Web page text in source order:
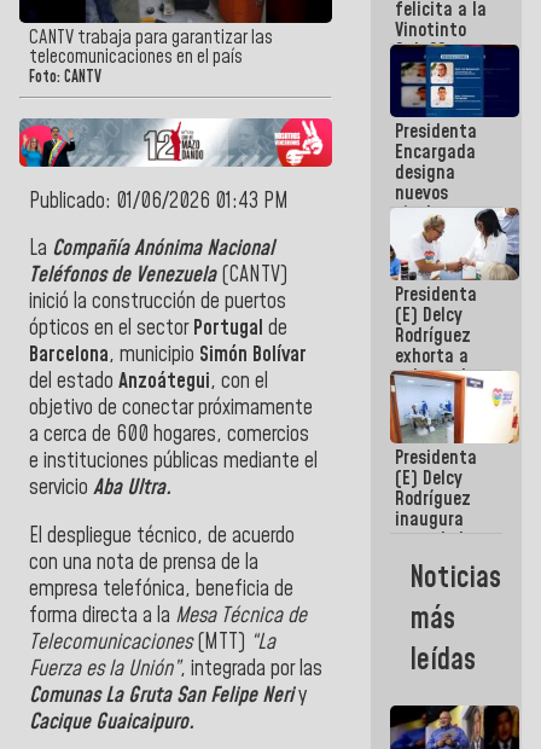
CANTV trabaja para garantizar las
telecomunicaciones en el país
Foto: CANTV
Publicado: 01/06/2026 01:43 PM
La Compañía Anónima Nacional
Teléfonos de Venezuela(CANTV)
inició la construcción de puertos
ópticos en el sectorPortugal de
Barcelona, municipio Simón Bolívar
del estado Anzoátegui, con el
objetivo de conectar próximamente
a cerca de 600 hogares, comercios
e instituciones públicas mediante el
servicio Aba Ultra.
El despliegue técnico, de acuerdo
con una nota de prensa de la
empresa telefónica, beneficia de
forma directa a la Mesa Técnica de
Telecomunicaciones(MTT) “La
Fuerza es la Unión”, integrada por las
Comunas La Gruta San Felipe Neriy
Cacique Guaicaipuro.
de
Maiquetía
felicita a la
Vinotinto
Sub 20
campeona
frente
México Sub
23 en los
Centroamericanos
Presidenta
Encargada
designa
nuevos
titulares en
Viceministerio
de Energía
Eléctrica y
CORPOELEC
Presidenta
(E) Delcy
Rodríguez
exhorta a
gobernadores
y alcaldes a
edificar
casas para
abuelos
Presidenta
(E) Delcy
Rodríguez
inaugura
casa de los
Abuelos
Primavera
en Caracas
Noticias
más
leídas